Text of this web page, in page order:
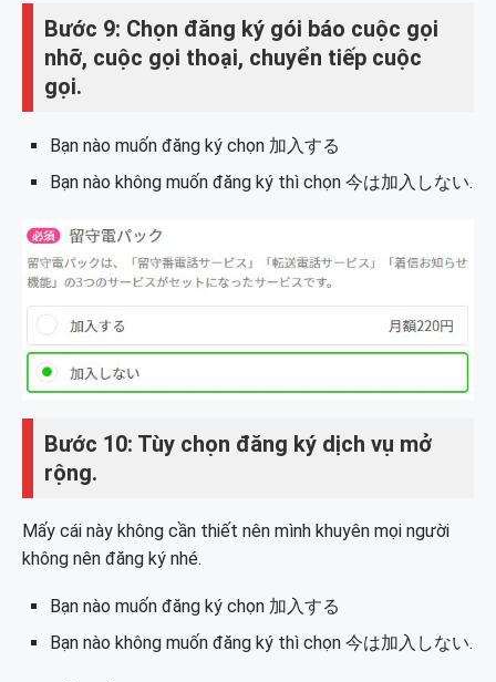
Bước 9: Chọn đăng ký gói báo cuộc gọi
nhỡ, cuộc gọi thoại, chuyển tiếp cuộc
gọi.
Bạn nào muốn đăng ký chọn 加入する
Bạn nào không muốn đăng ký thì chọn 今は加入しない.
Bước 10: Tùy chọn đăng ký dịch vụ mở
rộng.
Mấy cái này không cần thiết nên mình khuyên mọi người
không nên đăng ký nhé.
Bạn nào muốn đăng ký chọn 加入する
Bạn nào không muốn đăng ký thì chọn 今は加入しない.